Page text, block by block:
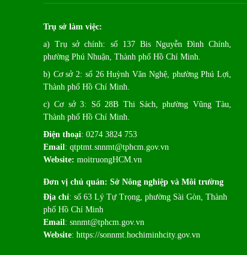
Trụ sở làm việc:
a) Trụ sở chính: số 137 Bis Nguyễn Đình Chính,
phường Phú Nhuận, Thành phố Hồ Chí Minh.
b) Cơ sở 2: số 26 Huỳnh Văn Nghệ, phường Phú Lợi,
Thành phố Hồ Chí Minh.
c) Cơ sở 3: Số 28B Thi Sách, phường Vũng Tàu,
Thành phố Hồ Chí Minh.
Điện thoại: 0274 3824 753
Email: qtptmt.snnmt@tphcm.gov.vn
Website: moitruongHCM.vn
Đơn vị chủ quản: Sở Nông nghiệp và Môi trường
Địa chỉ: số 63 Lý Tự Trọng, phường Sài Gòn, Thành
phố Hồ Chí Minh
Email: snnmt@tphcm.gov.vn
Website: https://sonnmt.hochiminhcity.gov.vn